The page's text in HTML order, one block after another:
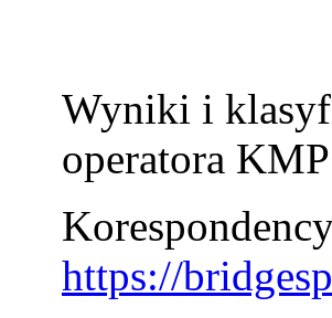
Wyniki i
operatora
https://